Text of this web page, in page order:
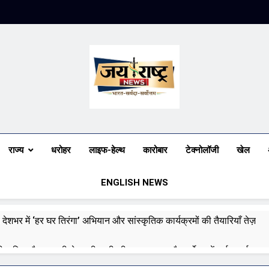
Jai Rashtra
राज्य धरोहर लाइफ-हेल्थ कारोबार टेक्नोलॉजी खेल
ENGLISH NEWS
में ‘हर घर तिरंगा’ अभियान और सांस्कृतिक कार्यक्रमों की तैयारियाँ तेज़
और बाढ़ की चेतावनी जारी की, उत्तर भारत और पूर्वोत्तर में हाई अलर्ट